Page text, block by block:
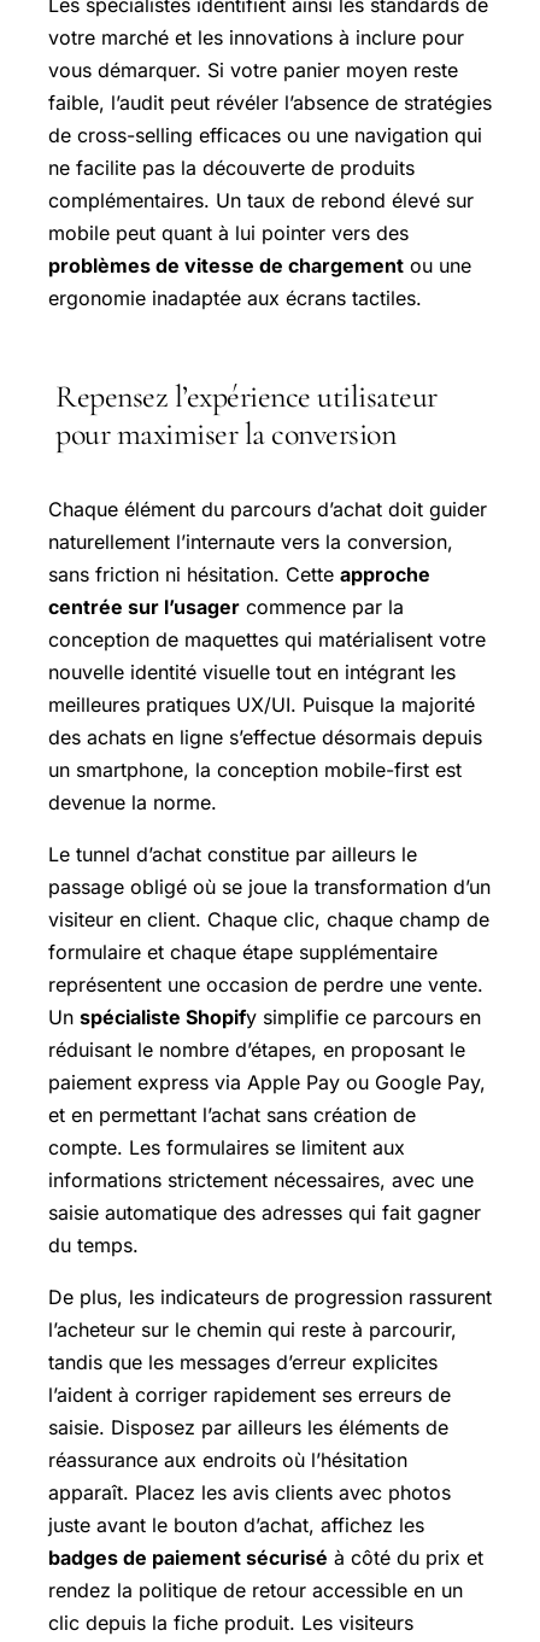
Les spécialistes identifient ainsi les standards de
votre marché et les innovations à inclure pour
vous démarquer. Si votre panier moyen reste
faible, l’audit peut révéler l’absence de stratégies
de cross-selling efficaces ou une navigation qui
ne facilite pas la découverte de produits
complémentaires. Un taux de rebond élevé sur
mobile peut quant à lui pointer vers des
problèmes de vitesse de chargement ou une
ergonomie inadaptée aux écrans tactiles.
Repensez l’expérience utilisateur
pour maximiser la conversion
Chaque élément du parcours d’achat doit guider
naturellement l’internaute vers la conversion,
sans friction ni hésitation. Cette approche
centrée sur l’usager commence par la
conception de maquettes qui matérialisent votre
nouvelle identité visuelle tout en intégrant les
meilleures pratiques UX/UI. Puisque la majorité
des achats en ligne s’effectue désormais depuis
un smartphone, la conception mobile-first est
devenue la norme.
Le tunnel d’achat constitue par ailleurs le
passage obligé où se joue la transformation d’un
visiteur en client. Chaque clic, chaque champ de
formulaire et chaque étape supplémentaire
représentent une occasion de perdre une vente.
Un spécialiste Shopify simplifie ce parcours en
réduisant le nombre d’étapes, en proposant le
paiement express via Apple Pay ou Google Pay,
et en permettant l’achat sans création de
compte. Les formulaires se limitent aux
informations strictement nécessaires, avec une
saisie automatique des adresses qui fait gagner
du temps.
De plus, les indicateurs de progression rassurent
l’acheteur sur le chemin qui reste à parcourir,
tandis que les messages d’erreur explicites
l’aident à corriger rapidement ses erreurs de
saisie. Disposez par ailleurs les éléments de
réassurance aux endroits où l’hésitation
apparaît. Placez les avis clients avec photos
juste avant le bouton d’achat, affichez les
badges de paiement sécurisé à côté du prix et
rendez la politique de retour accessible en un
clic depuis la fiche produit. Les visiteurs